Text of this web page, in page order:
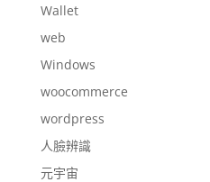
Wallet
web
Windows
woocommerce
wordpress
人臉辨識
元宇宙